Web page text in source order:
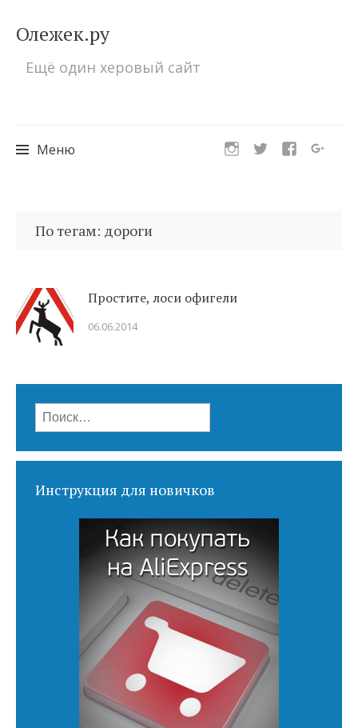
Олежек.ру
Ещё один херовый сайт
Меню
кПо тегам: дороги
Простите, лоси офигели
06.06.2014
Найти:
Инструкция для новичков